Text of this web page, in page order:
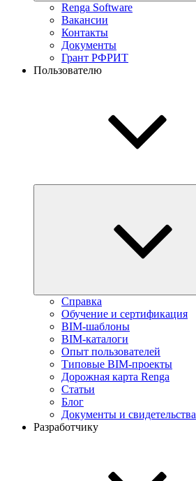
Renga Software
Вакансии
Контакты
Документы
Грант РФРИТ
Пользователю
Справка
Обучение и сертификация
BIM-шаблоны
BIM-каталоги
Опыт пользователей
Типовые BIM-проекты
Дорожная карта Renga
Статьи
Блог
Документы и свидетельства
Разработчику